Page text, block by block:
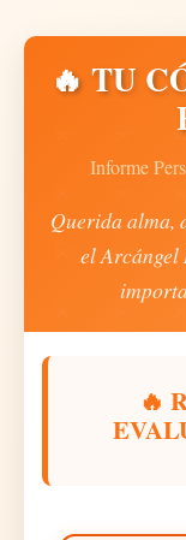
🔥 TU
Informe
Querida alma,
el Arcángel
🔥